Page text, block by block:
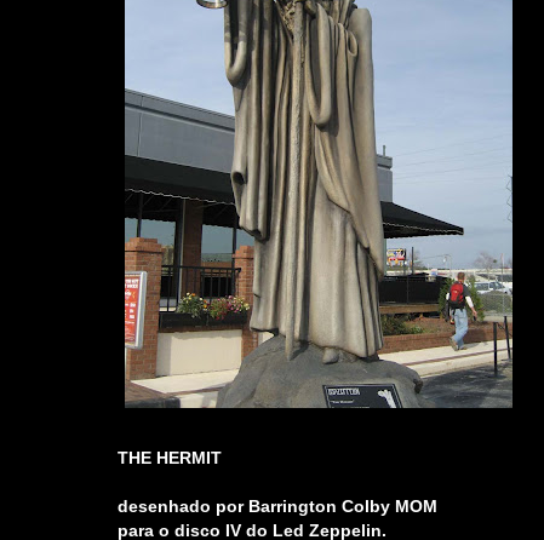
THE HERMIT
desenhado por Barrington Colby MOM
para o disco IV do Led Zeppelin.